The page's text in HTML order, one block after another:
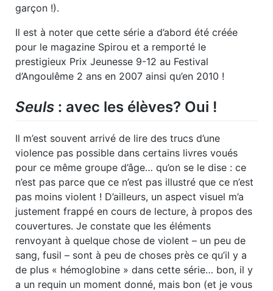
garçon !).
Il est à noter que cette série a d’abord été créée
pour le magazine Spirou et a remporté le
prestigieux Prix Jeunesse 9-12 au Festival
d’Angoulême 2 ans en 2007 ainsi qu’en 2010 !
Seuls : avec les élèves? Oui !
Il m’est souvent arrivé de lire des trucs d’une
violence pas possible dans certains livres voués
pour ce même groupe d’âge… qu’on se le dise : ce
n’est pas parce que ce n’est pas illustré que ce n’est
pas moins violent ! D’ailleurs, un aspect visuel m’a
justement frappé en cours de lecture, à propos des
couvertures. Je constate que les éléments
renvoyant à quelque chose de violent – un peu de
sang, fusil – sont à peu de choses près ce qu’il y a
de plus « hémoglobine » dans cette série… bon, il y
a un requin un moment donné, mais bon (et je vous